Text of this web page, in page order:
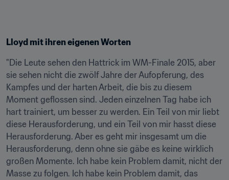
Lloyd mit ihren eigenen Worten
"Die Leute sehen den Hattrick im WM-Finale 2015, aber
sie sehen nicht die zwölf Jahre der Aufopferung, des
Kampfes und der harten Arbeit, die bis zu diesem
Moment geflossen sind. Jeden einzelnen Tag habe ich
hart trainiert, um besser zu werden. Ein Teil von mir liebt
diese Herausforderung, und ein Teil von mir hasst diese
Herausforderung. Aber es geht mir insgesamt um die
Herausforderung, denn ohne sie gäbe es keine wirklich
großen Momente. Ich habe kein Problem damit, nicht der
Masse zu folgen. Ich habe kein Problem damit, das